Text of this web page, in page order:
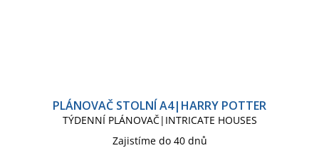
PLÁNOVAČ STOLNÍ A4|HARRY POTTER
TÝDENNÍ PLÁNOVAČ|INTRICATE HOUSES
Zajistíme do 40 dnů